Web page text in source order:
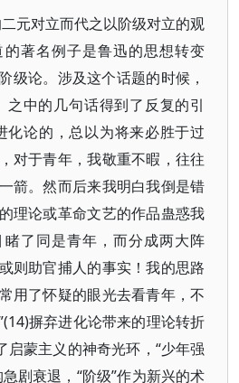
元对立而代之以阶级对立的观
著名例子是鲁迅的思想转变
论。涉及这个话题的时候，
中的几句话得到了反复的引
化论的，总以为将来必胜于过
对于青年，我敬重不暇，往往
箭。然而后来我明白我倒是错
理论或革命文艺的作品蛊惑我
了同是青年，而分成两大阵
则助官捕人的事实！我的思路
用了怀疑的眼光去看青年，不
摒弃进化论带来的理论转折
启蒙主义的神奇光环，“少年强
剧衰退，“阶级”作为新兴的术